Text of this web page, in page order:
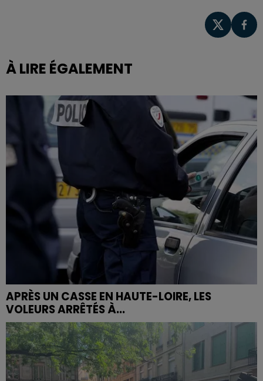
À LIRE ÉGALEMENT
APRÈS UN CASSE EN HAUTE-LOIRE, LES
VOLEURS ARRÊTÉS À...